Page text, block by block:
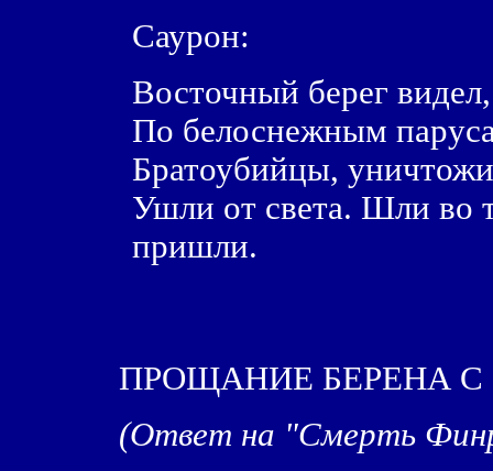
Саурон:
Восточный берег
По белоснежным
Братоубийцы,
Ушли от света. Шли во
пришли.
ПРОЩАНИЕ БЕРЕНА
(Ответ на "Смерть